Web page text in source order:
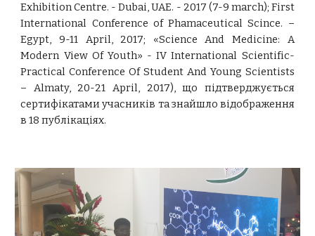
Exhibition Centre. - Dubai, UAE. - 2017 (7-9 march); First
International Conference of Phamaceutical Scince. –
Egypt, 9-11 April, 2017; «Science And Medicine: A
Modern View Of Youth» - IV International Scientific-
Practical Conference Of Student And Young Scientists
– Almaty, 20-21 April, 2017), що підтверджується
сертифікатами учасників та знайшло відображення
в 18 публікаціях.